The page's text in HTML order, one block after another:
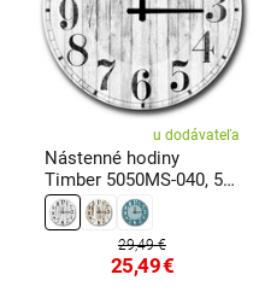
u dodávateľa
Nástenné hodiny
Timber 5050MS-040, 50
cm
29,49 €
25,49€